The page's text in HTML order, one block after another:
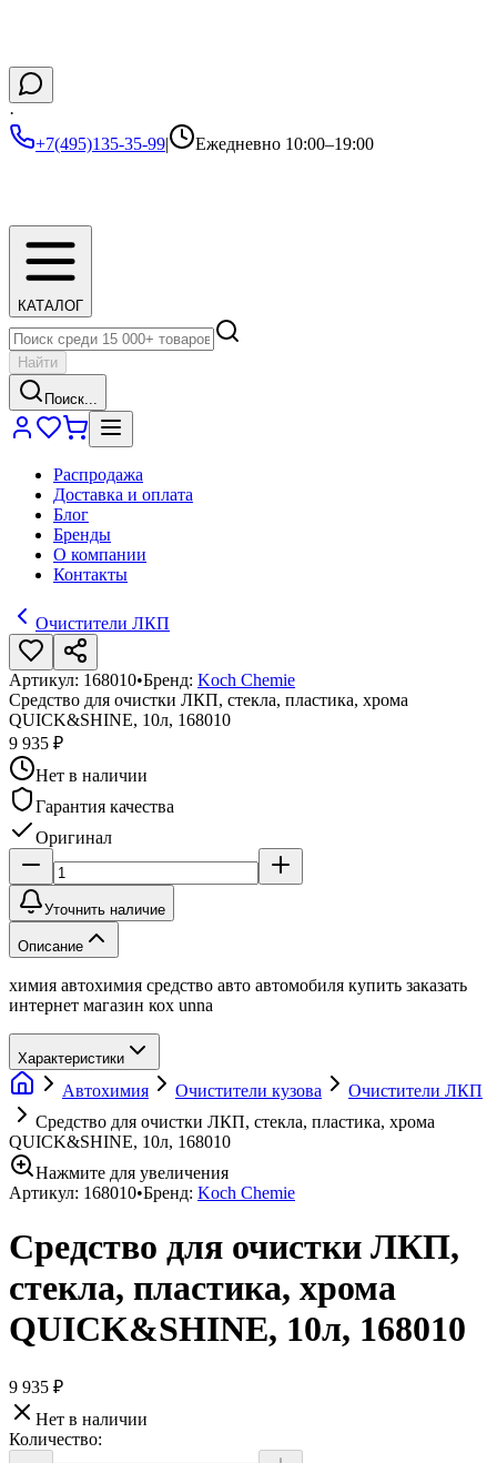
·
+7(495)135-35-99| Ежедневно 10:00–19:00
КАТАЛОГ
Найти
Поиск...
Распродажа
Доставка и оплата
Блог
Бренды
О компании
Контакты
Очистители ЛКП
Артикул: 168010•Бренд: Koch Chemie
Средство для очистки ЛКП, стекла, пластика, хрома
QUICK&SHINE, 10л, 168010
9 935 ₽
Нет в наличии
Гарантия качества
Оригинал
Уточнить наличие
Описание
химия автохимия средство авто автомобиля купить заказать
интернет магазин кох unna
Характеристики
Автохимия Очистители кузова
Очистители ЛКП
Средство для очистки ЛКП, стекла, пластика, хрома
QUICK&SHINE, 10л, 168010
Нажмите для увеличения
Артикул: 168010•Бренд: Koch Chemie
Средство для очистки ЛКП,
стекла, пластика, хрома
QUICK&SHINE, 10л, 168010
9 935 ₽
Нет в наличии
Количество: